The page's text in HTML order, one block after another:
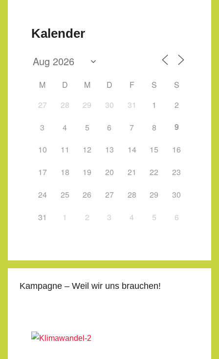
Kalender
M D M D F S
S
27
28 29 30 31 1
2
3
4 5 6 7 8 9
10 11 12 13 14 15
16
17
18 19 20 21 22
23
24
25 26 27 28 29
30
31
1 2 3 4 5 6
Kampagne – Weil wir uns brauchen!